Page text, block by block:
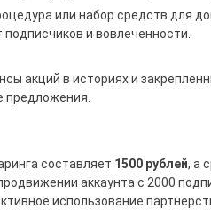
или набор средств для
и вовлеченности.
акций в историях и
предложения.
составляет 1500 рублей, а
аккаунта с 2000
использование